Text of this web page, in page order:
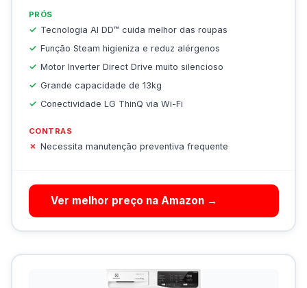
PRÓS
Tecnologia AI DD™ cuida melhor das roupas
Função Steam higieniza e reduz alérgenos
Motor Inverter Direct Drive muito silencioso
Grande capacidade de 13kg
Conectividade LG ThinQ via Wi-Fi
CONTRAS
Necessita manutenção preventiva frequente
Ver melhor preço na Amazon →